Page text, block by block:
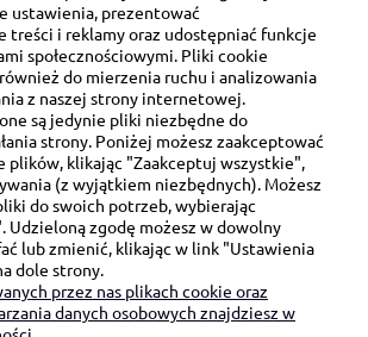
Brukowa 6/8 lok. 57/58
91-341 Łódź
NIP: 6751510615
SIĘ Z NAMI:
happygifts.com
+48 690 172 872
ustawienia, prezentować
treści i reklamy oraz udostępniać funkcje
społecznościowymi. Pliki cookie
do mierzenia ruchu i analizowania
z naszej strony internetowej.
są jedynie pliki niezbędne do
strony. Poniżej możesz zaakceptować
plików, klikając "Zaakceptuj wszystkie",
(z wyjątkiem niezbędnych). Możesz
do swoich potrzeb, wybierając
Udzieloną zgodę możesz w dowolny
lub zmienić, klikając w link "Ustawienia
dole strony.
przez nas plikach cookie oraz
danych osobowych znajdziesz w